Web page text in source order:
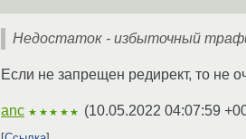
Недостаток - избыточный
Если не запрещен редирект, то не
anc ★★★★★ (10.05.2022 04:07:59